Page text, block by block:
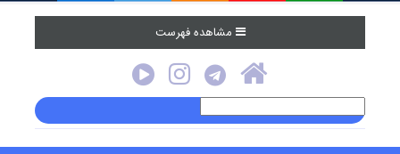
مشاهده فهرست